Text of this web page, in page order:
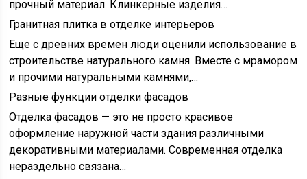
прочный материал. Клинкерные изделия…
Гранитная плитка в отделке интерьеров
Еще с древних времен люди оценили использование в
строительстве натурального камня. Вместе с мрамором
и прочими натуральными камнями,…
Разные функции отделки фасадов
Отделка фасадов — это не просто красивое
оформление наружной части здания различными
декоративными материалами. Современная отделка
нераздельно связана…